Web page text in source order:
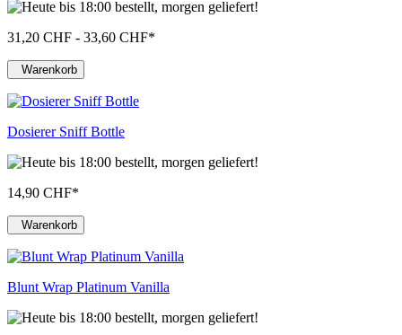
31,20 CHF - 33,60 CHF*
Warenkorb
Dosierer Sniff Bottle
14,90 CHF*
Warenkorb
Blunt Wrap Platinum Vanilla